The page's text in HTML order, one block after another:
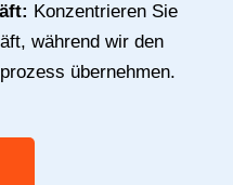
Konzentrieren Sie
während wir den
übernehmen.